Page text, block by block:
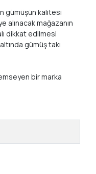
gümüşün kalitesi
alınacak mağazanın
dikkat edilmesi
gümüş takı
bir marka